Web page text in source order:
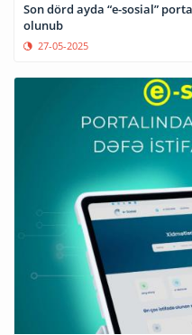
Son dörd ayda “e-sosial”
olunub
27-05-2025